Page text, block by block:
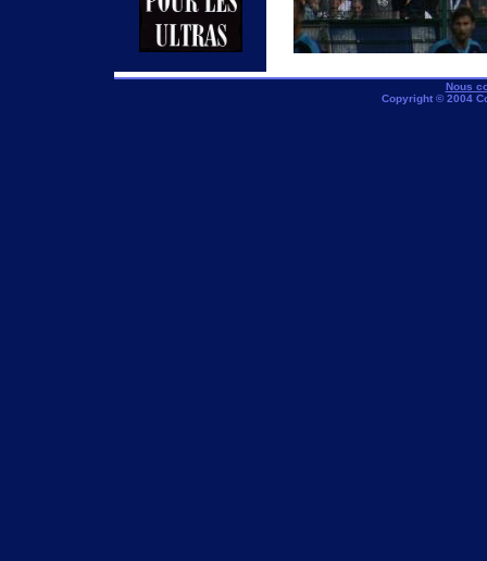
Nous
Copyright © 2004